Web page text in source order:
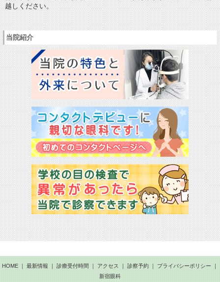
越しください。
当院紹介
HOME｜最新情報｜診療受付時間｜アクセス｜診察予約｜プライバシーポリシー｜
新宿眼科